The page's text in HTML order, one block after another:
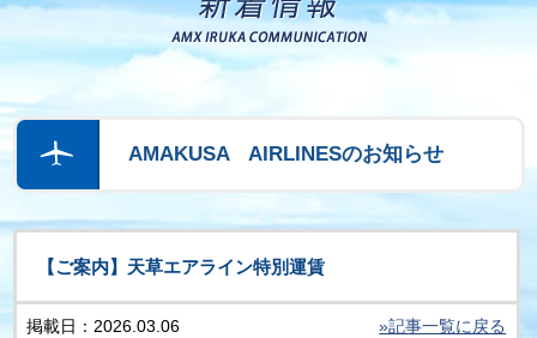
AMAKUSA AIRLINESのお知らせ
【ご案内】天草エアライン特別運賃
掲載日：2026.03.06 »記事一覧に戻る